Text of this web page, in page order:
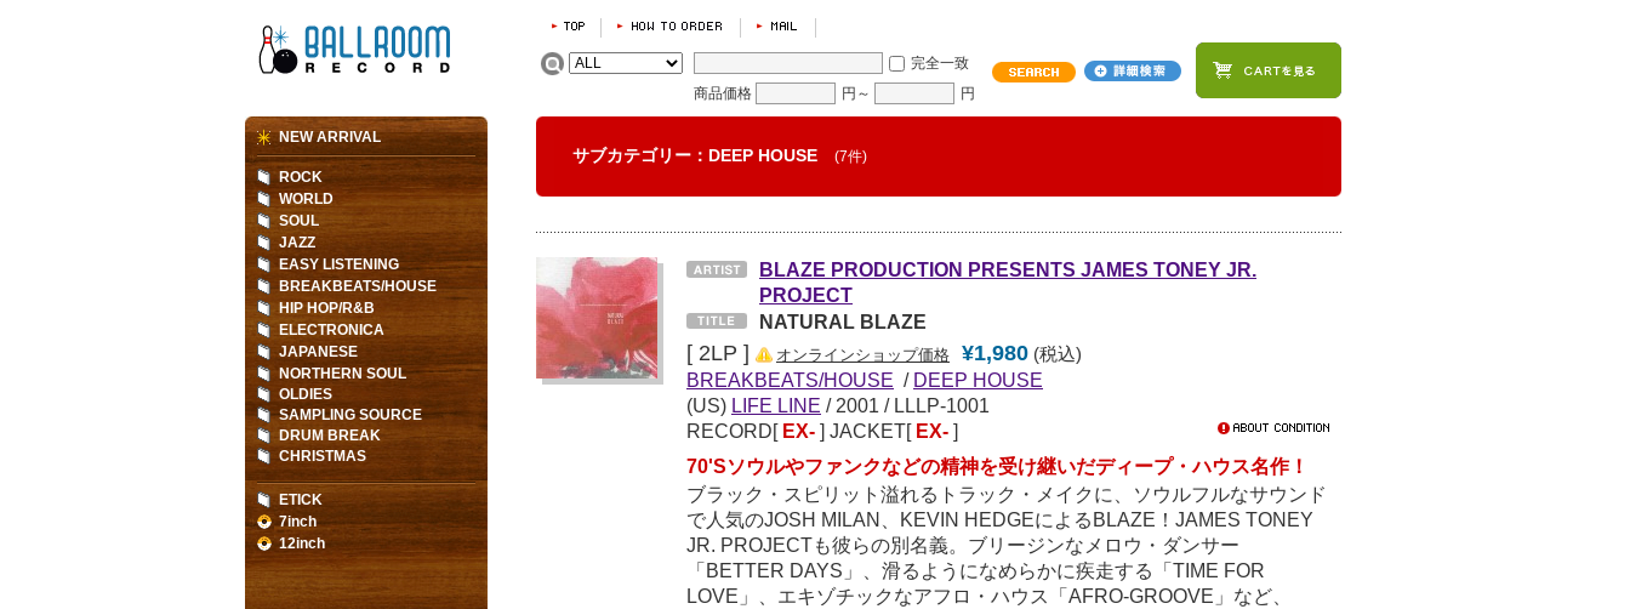
完全一致
商品価格
円～ 円
サブカテゴリー：DEEP HOUSE (7件)
BLAZE PRODUCTION PRESENTS JAMES TONEY JR.
PROJECT
NATURAL BLAZE
[ 2LP ] オンラインショップ価格 ¥1,980 (税込)
BREAKBEATS/HOUSE / DEEP HOUSE
(US) LIFE LINE /2001 / LLLP-1001
RECORD[ EX- ] JACKET[ EX- ]
70'Sソウルやファンクなどの精神を受け継いだディープ・ハウス名作！
ブラック・スピリット溢れるトラック・メイクに、ソウルフルなサウンド
で人気のJOSH MILAN、KEVIN HEDGEによるBLAZE！JAMES TONEY
JR. PROJECTも彼らの別名義。ブリージンなメロウ・ダンサー
「BETTER DAYS」、滑るようになめらかに疾走する「TIME FOR
LOVE」、エキゾチックなアフロ・ハウス「AFRO-GROOVE」など、
NEW ARRIVAL
ROCK
WORLD
SOUL
JAZZ
EASY LISTENING
BREAKBEATS/HOUSE
HIP HOP/R&B
ELECTRONICA
JAPANESE
NORTHERN SOUL
OLDIES
SAMPLING SOURCE
DRUM BREAK
CHRISTMAS
ETICK
7inch
12inch